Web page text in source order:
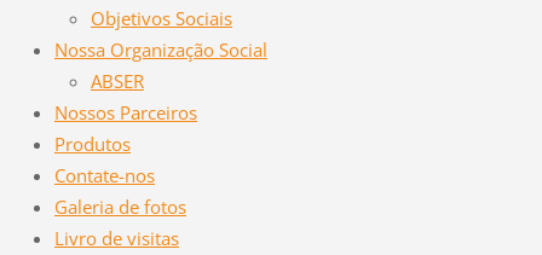
Objetivos Sociais
Nossa Organização Social
ABSER
Nossos Parceiros
Produtos
Contate-nos
Galeria de fotos
Livro de visitas